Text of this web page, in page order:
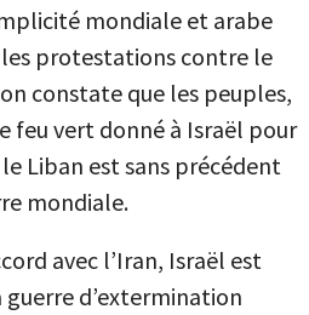
mondiale et arabe
protestations contre le
constate que les peuples,
feu vert donné à Israël pour
Liban est sans précédent
mondiale.
avec l’Iran, Israël est
d’extermination